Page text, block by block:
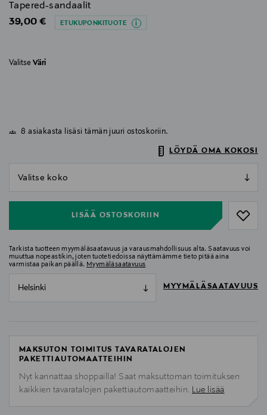
Tapered-sandaalit
Original Price
39,00 € ETUKUPONKITUOTE
Valitse Väri
8 asiakasta lisäsi tämän juuri ostoskoriin.
LÖYDÄ OMA KOKOSI
LISÄÄ OSTOSKORIIN
Tarkista tuotteen myymäläsaatavuus ja varausmahdollisuus alta. Saatavuus voi
muuttua nopeastikin, joten tuotetiedoissa näyttämämme tieto pitää aina
varmistaa paikan päällä. Myymäläsaatavuus
Helsinki MYYMÄLÄSAATAVUUS
MAKSUTON TOIMITUS TAVARATALOJEN
PAKETTIAUTOMAATTEIHIN
Nyt kannattaa shoppailla! Saat maksuttoman toimituksen
kaikkien tavaratalojen pakettiautomaatteihin. Lue lisää